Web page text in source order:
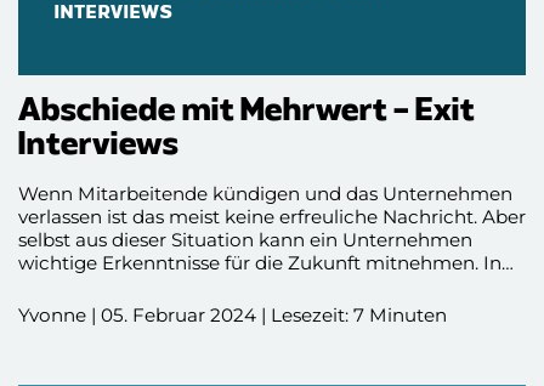
INTERVIEWS
Abschiede mit Mehrwert – Exit
Interviews
Wenn Mitarbeitende kündigen und das Unternehmen
verlassen ist das meist keine erfreuliche Nachricht. Aber
selbst aus dieser Situation kann ein Unternehmen
wichtige Erkenntnisse für die Zukunft mitnehmen. In
sind und wie man ein Exit Interview führen und im
Anschluss die Ergebnisse daraus deuten und verwerten
Yvonne | 05. Februar 2024 | Lesezeit: 7 Minuten